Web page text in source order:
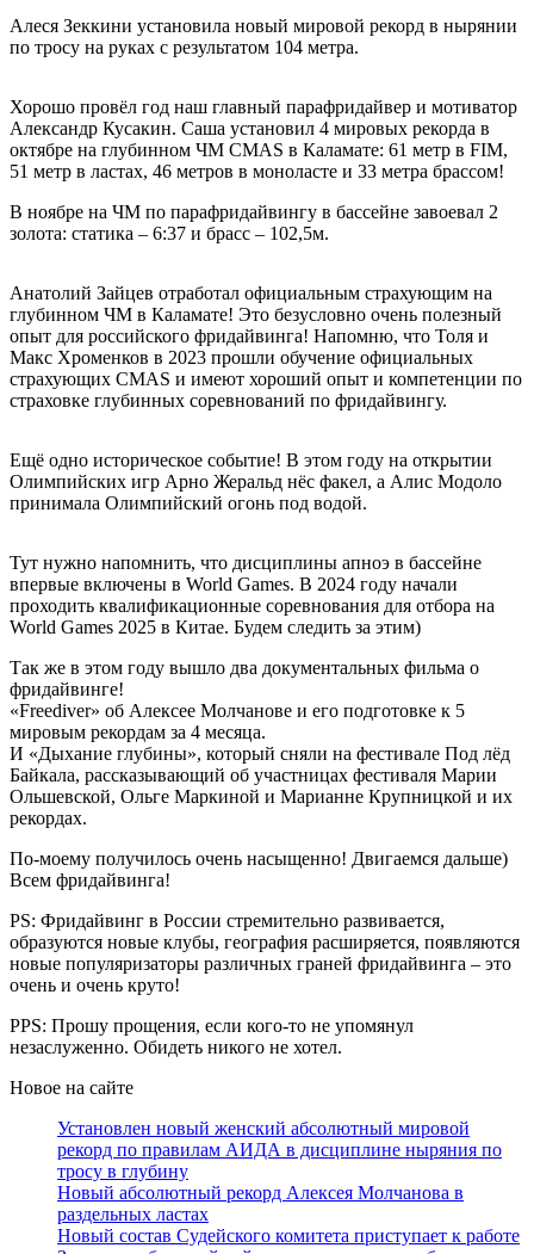
Алеся Зеккини установила новый мировой рекорд в нырянии
по тросу на руках с результатом 104 метра.
Хорошо провёл год наш главный парафридайвер и мотиватор
Александр Кусакин. Саша установил 4 мировых рекорда в
октябре на глубинном ЧМ CMAS в Каламате: 61 метр в FIM,
51 метр в ластах, 46 метров в моноласте и 33 метра брассом!
В ноябре на ЧМ по парафридайвингу в бассейне завоевал 2
золота: статика – 6:37 и брасс – 102,5м.
Анатолий Зайцев отработал официальным страхующим на
глубинном ЧМ в Каламате! Это безусловно очень полезный
опыт для российского фридайвинга! Напомню, что Толя и
Макс Хроменков в 2023 прошли обучение официальных
страхующих CMAS и имеют хороший опыт и компетенции по
страховке глубинных соревнований по фридайвингу.
Ещё одно историческое событие! В этом году на открытии
Олимпийских игр Арно Жеральд нёс факел, а Алис Модоло
принимала Олимпийский огонь под водой.
Тут нужно напомнить, что дисциплины апноэ в бассейне
впервые включены в World Games. В 2024 году начали
проходить квалификационные соревнования для отбора на
World Games 2025 в Китае. Будем следить за этим)
Так же в этом году вышло два документальных фильма о
фридайвинге!
«Freediver» об Алексее Молчанове и его подготовке к 5
мировым рекордам за 4 месяца.
И «Дыхание глубины», который сняли на фестивале Под лёд
Байкала, рассказывающий об участницах фестиваля Марии
Ольшевской, Ольге Маркиной и Марианне Крупницкой и их
рекордах.
По-моему получилось очень насыщенно! Двигаемся дальше)
Всем фридайвинга!
PS: Фридайвинг в России стремительно развивается,
образуются новые клубы, география расширяется, появляются
новые популяризаторы различных граней фридайвинга – это
очень и очень круто!
PPS: Прошу прощения, если кого-то не упомянул
незаслуженно. Обидеть никого не хотел.
Новое на сайте
Установлен новый женский абсолютный мировой
рекорд по правилам АИДА в дисциплине ныряния по
тросу в глубину
Новый абсолютный рекорд Алексея Молчанова в
раздельных ластах
Новый состав Судейского комитета приступает к работе